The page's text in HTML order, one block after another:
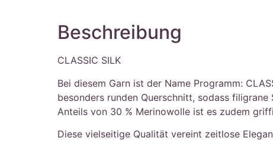
Beschreibung
CLASSIC SILK
Bei diesem Garn ist der Name Programm:
besonders runden Querschnitt, sodass
Anteils von 30 % Merinowolle ist es zudem
Diese vielseitige Qualität vereint zeitlose